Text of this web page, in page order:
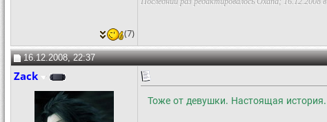
(7)
16.12.2008, 22:37
Zack
Тоже от девушки. Настоящая история.